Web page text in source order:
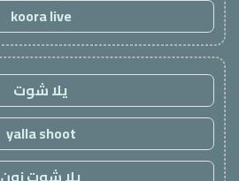
koora live
يلا شوت
yalla shoot